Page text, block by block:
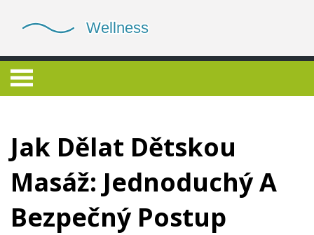
Jak Dělat Dětskou
Masáž: Jednoduchý A
Bezpečný Postup